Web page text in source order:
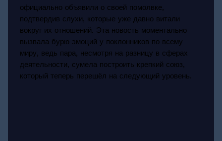
официально объявили о своей помолвке,
подтвердив слухи, которые уже давно витали
вокруг их отношений. Эта новость моментально
вызвала бурю эмоций у поклонников по всему
миру, ведь пара, несмотря на разницу в сферах
деятельности, сумела построить крепкий союз,
который теперь перешёл на следующий уровень.